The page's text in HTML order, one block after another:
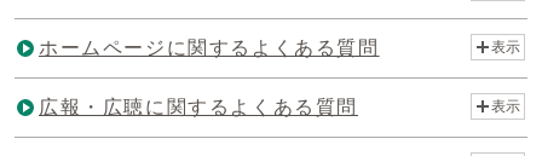
ホームページに関するよくある質問 表示
広報・広聴に関するよくある質問 表示